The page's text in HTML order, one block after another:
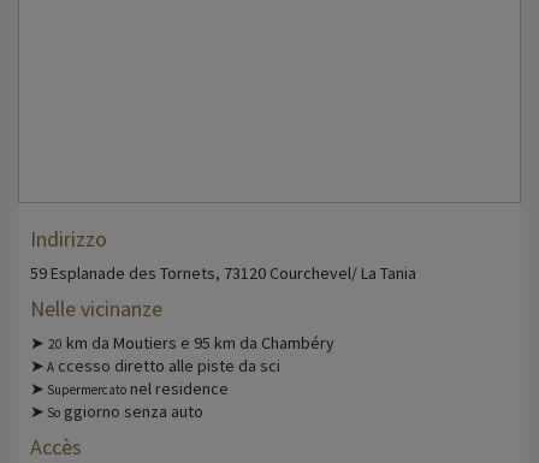
Indirizzo
59 Esplanade des Tornets, 73120 Courchevel/ La Tania
Nelle vicinanze
➤ 20 km da Moutiers e 95 km da Chambéry
➤ A ccesso diretto alle piste da sci
➤ Supermercato nel residence
➤ So ggiorno senza auto
Accès